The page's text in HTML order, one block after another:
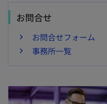
お問合せ
お問合せフォーム
事務所一覧